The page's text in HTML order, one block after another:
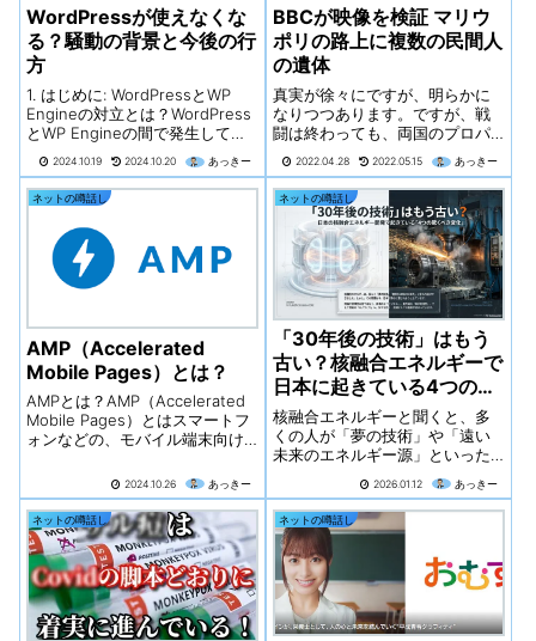
WordPressが使えなくな
る？騒動の背景と今後の行
方
1. はじめに: WordPressとWP
Engineの対立とは？WordPress
とWP Engineの間で発生してい
れがユーザーにどのような影響
を与えるのかを説明。
WordPressは、オープンソース
のコン...
2024.10.19 2024.10.20 あっきー
BBCが映像を検証 マリウ
ポリの路上に複数の民間人
の遺体
真実が徐々にですが、明らかに
なりつつあります。ですが、戦
闘は終わっても、両国のプロパ
ょう・・・か？BBCが映像を検
証 マリウポリの路上に複数の民
間人の遺体※この記事にはショッ
キングな写真や説明が複数含ま
れています...
2022.04.28 2022.05.15 あっきー
ネットの噂話し
AMP（Accelerated
Mobile Pages）とは？
AMPとは？AMP（Accelerated
Mobile Pages）とはスマートフ
ォンなどの、モバイル端末向け
技術です。モバイルユーザーが
快適にホームページを閲覧でき
るようにすることを目的として
GoogleとT...
2024.10.26 あっきー
ネットの噂話し
「30年後の技術」はもう
古い？核融合エネルギーで
日本に起きている4つの驚
くべき変化
核融合エネルギーと聞くと、多
くの人が「夢の技術」や「遠い
未来のエネルギー源」といった
ん。「実用化は30年以上先」と
いう言葉は、この分野を語る上
での定型句のようになっていま
す。しかし今、その常識が日本
で静かに、しかし...
2026.01.12 あっきー
ネットの噂話し ネットの噂話し